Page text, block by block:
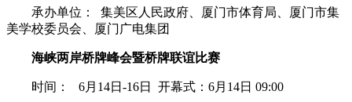
承办单位： 集美区人民政府、厦门市体育局、厦门市集
美学校委员会、厦门广电集团
海峡两岸桥牌峰会暨桥牌联谊比赛
时间： 6月14日-16日 开幕式：6月14日 09:00